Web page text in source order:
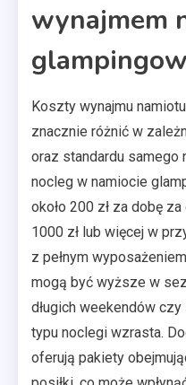
wynajmem
Koszty wynajmu
znacznie różnić w
oraz standardu samego
nocleg w namiocie
około 200 zł za dobę
1000 zł lub więcej w
z pełnym
mogą być wyższe w
długich weekendów
typu noclegi wzrasta.
oferują pakiety